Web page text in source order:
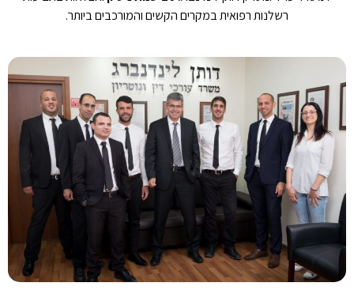
רשלנות רפואית במקרים הקשים והמורכבים ביותר.